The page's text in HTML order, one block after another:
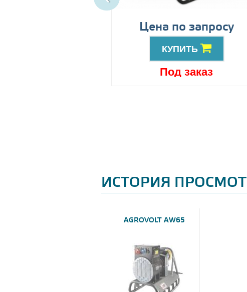
Цена по запросу
КУПИТЬ
Под заказ
ИСТОРИЯ
AGROVOLT AW65